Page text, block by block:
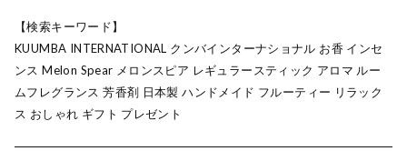
【検索キーワード】
KUUMBA INTERNATIONAL クンバインターナショナル お香 インセ
ンス Melon Spear メロンスピア レギュラースティック アロマ ルー
ムフレグランス 芳香剤 日本製 ハンドメイド フルーティー リラック
ス おしゃれ ギフト プレゼント